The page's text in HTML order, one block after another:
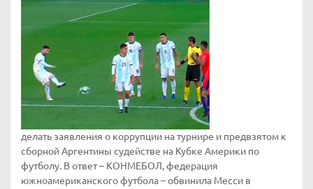
делать заявления о коррупции на турнире и предвзятом к
сборной Аргентины судействе на Кубке Америки по
футболу. В ответ – КОНМЕБОЛ, федерация
южноамериканского футбола – обвинила Месси в